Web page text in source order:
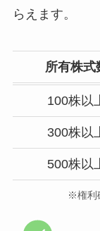
らえます。
所有株式
100株以
300株以
500株以
※権利